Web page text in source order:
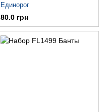
Единорог
80.0 грн